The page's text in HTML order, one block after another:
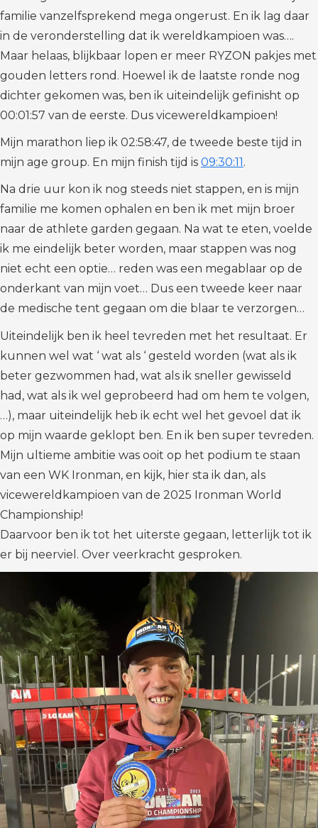
familie vanzelfsprekend mega ongerust. En ik lag daar
in de veronderstelling dat ik wereldkampioen was….
Maar helaas, blijkbaar lopen er meer RYZON pakjes met
gouden letters rond. Hoewel ik de laatste ronde nog
dichter gekomen was, ben ik uiteindelijk gefinisht op
00:01:57 van de eerste. Dus vicewereldkampioen!
Mijn marathon liep ik 02:58:47, de tweede beste tijd in
mijn age group. En mijn finish tijd is 09:30:11 .
Na drie uur kon ik nog steeds niet stappen, en is mijn
familie me komen ophalen en ben ik met mijn broer
naar de athlete garden gegaan. Na wat te eten, voelde
ik me eindelijk beter worden, maar stappen was nog
niet echt een optie… reden was een megablaar op de
onderkant van mijn voet… Dus een tweede keer naar
de medische tent gegaan om die blaar te verzorgen…
Uiteindelijk ben ik heel tevreden met het resultaat. Er
kunnen wel wat ‘ wat als ‘ gesteld worden (wat als ik
beter gezwommen had, wat als ik sneller gewisseld
had, wat als ik wel geprobeerd had om hem te volgen,
…), maar uiteindelijk heb ik echt wel het gevoel dat ik
op mijn waarde geklopt ben. En ik ben super tevreden.
Mijn ultieme ambitie was ooit op het podium te staan
van een WK Ironman, en kijk, hier sta ik dan, als
vicewereldkampioen van de 2025 Ironman World
Championship!
Daarvoor ben ik tot het uiterste gegaan, letterlijk tot ik
er bij neerviel. Over veerkracht gesproken.